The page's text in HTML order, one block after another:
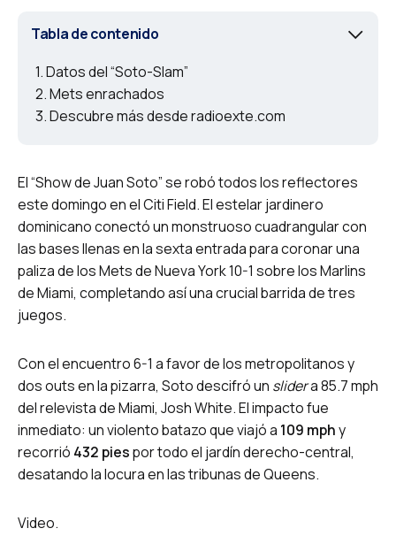
Tabla de contenido
Datos del “Soto-Slam”
Mets enrachados
Descubre más desde radioexte.com
El “Show de Juan Soto” se robó todos los reflectores
este domingo en el Citi Field. El estelar jardinero
dominicano conectó un monstruoso cuadrangular con
las bases llenas en la sexta entrada para coronar una
paliza de los Mets de Nueva York 10-1 sobre los Marlins
de Miami, completando así una crucial barrida de tres
juegos.
Con el encuentro 6-1 a favor de los metropolitanos y
dos outs en la pizarra, Soto descifró un slidera 85.7 mph
del relevista de Miami, Josh White. El impacto fue
inmediato: un violento batazo que viajó a 109 mphy
recorrió 432 piespor todo el jardín derecho-central,
desatando la locura en las tribunas de Queens.
Video.